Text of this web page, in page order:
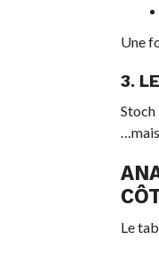
Une
3.
Stoch
Le